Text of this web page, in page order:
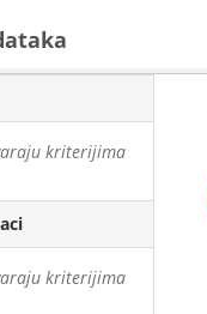
kriterijima
kriterijima